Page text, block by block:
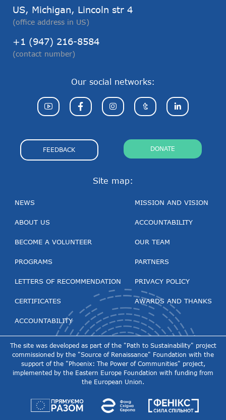
US, Michigan, Lincoln str 4
(office address in US)
+1 (947) 216-8584
(contact number)
Site map:
NEWS
ABOUT US
BECOME A VOLUNTEER
PROGRAMS
LETTERS OF RECOMMENDATION
CERTIFICATES
ACCOUNTABILITY
MISSION AND VISION
ACCOUNTABILITY
OUR TEAM
PARTNERS
PRIVACY POLICY
AWARDS AND THANKS
Our social networks:
FEEDBACK DONATE
The site was developed as part of the "Path to Sustainability" project
commissioned by the "Source of Renaissance" Foundation with the
support of the "Phoenix: The Power of Communities" project,
implemented by the Eastern Europe Foundation with funding from
the European Union.